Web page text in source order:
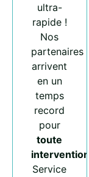
ultra-
rapide !
Nos
partenaires
arrivent
en un
temps
record
pour
toute
intervention
Service